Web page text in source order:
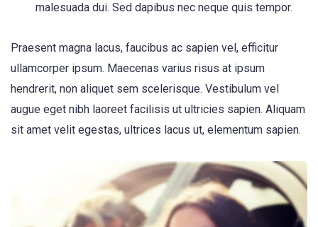
malesuada dui. Sed dapibus nec neque quis tempor.
Praesent magna lacus, faucibus ac sapien vel, efficitur
ullamcorper ipsum. Maecenas varius risus at ipsum
hendrerit, non aliquet sem scelerisque. Vestibulum vel
augue eget nibh laoreet facilisis ut ultricies sapien. Aliquam
sit amet velit egestas, ultrices lacus ut, elementum sapien.